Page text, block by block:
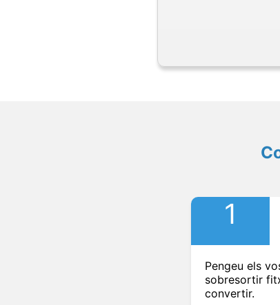
1
Pengeu els
sobresortir
convertir.